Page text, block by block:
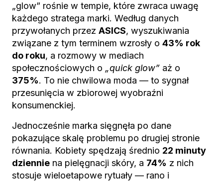
„glow” rośnie w tempie, które zwraca uwagę
każdego stratega marki. Według danych
przywołanych przez ASICS, wyszukiwania
związane z tym terminem wzrosły o 43% rok
do roku, a rozmowy w mediach
społecznościowych o „quick glow” aż o
375%. To nie chwilowa moda — to sygnał
przesunięcia w zbiorowej wyobraźni
konsumenckiej.
Jednocześnie marka sięgnęła po dane
pokazujące skalę problemu po drugiej stronie
równania. Kobiety spędzają średnio 22 minuty
dziennie na pielęgnacji skóry, a 74% z nich
stosuje wieloetapowe rytuały — rano i